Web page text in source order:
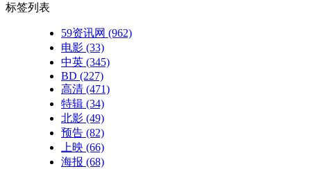
标签列表
59资讯网 (962)
电影 (33)
中英 (345)
BD (227)
高清 (471)
特辑 (34)
北影 (49)
预告 (82)
上映 (66)
海报 (68)